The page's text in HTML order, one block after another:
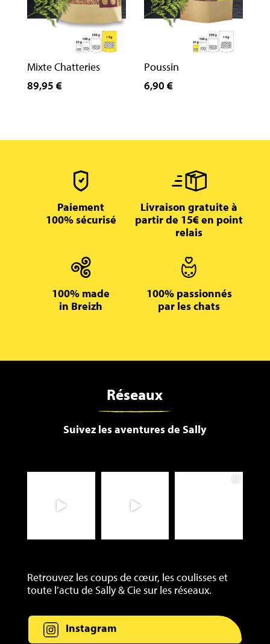
Mixte Chatteries
89,95 €
Poussin
6,90 €
Paiement
100% sécurisé
Livraison gratuite à
partir de 15€ en point
relais
100% made
in Breizh
100% passionnés
par les chats
Réseaux
Suivez les aventures de Sally
Retrouvez les coups de cœur, les coulisses et
toute l’actu de Sally & Cie sur les réseaux.
Instagram